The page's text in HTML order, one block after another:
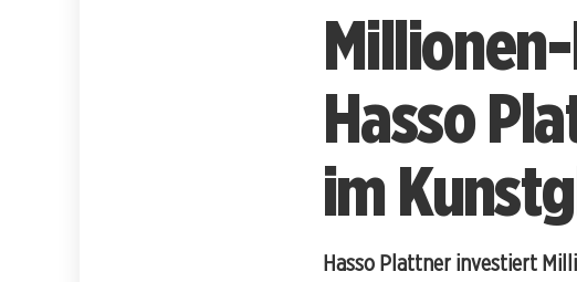
Hasso
im
Hasso Plattner investiert